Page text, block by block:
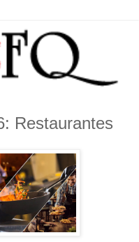
Restaurantes